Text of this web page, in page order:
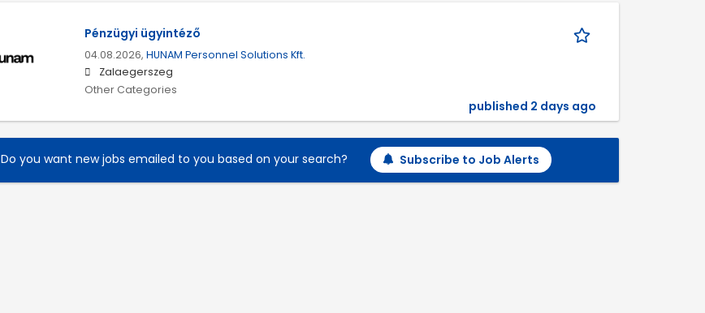
Pénzügyi ügyintéző
04.08.2026, HUNAM Personnel Solutions Kft.
Zalaegerszeg
Other Categories
published 2 days ago
Do you want new jobs emailed to you based on your search? Subscribe to Job Alerts